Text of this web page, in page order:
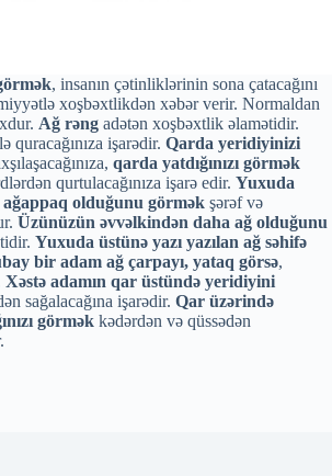
, insanın çətinliklərinin sona çatacağını
xoşbəxtlikdən xəbər verir. Normaldan
Ağ rəng adətən xoşbəxtlik əlamətidir.
quracağınıza işarədir. Qarda yeridiyinizi
qarda yatdığınızı görmək
qurtulacağınıza işarə edir. Yuxuda
ağappaq olduğunu görmək şərəf və
Üzünüzün əvvəlkindən daha ağ olduğunu
Yuxuda üstünə yazı yazılan ağ səhifə
bir adam ağ çarpayı, yataq görsə,
Xəstə adamın qar üstündə yeridiyini
sağalacağına işarədir. Qar üzərində
görmək kədərdən və qüssədən